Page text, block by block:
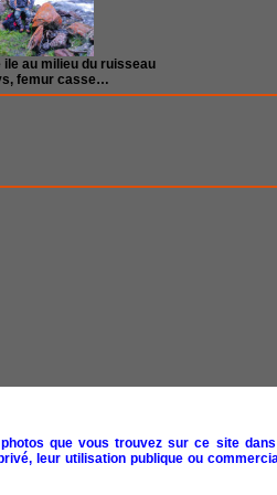
au milieu du ruisseau
femur casse…
que vous trouvez sur ce site
leur utilisation publique ou